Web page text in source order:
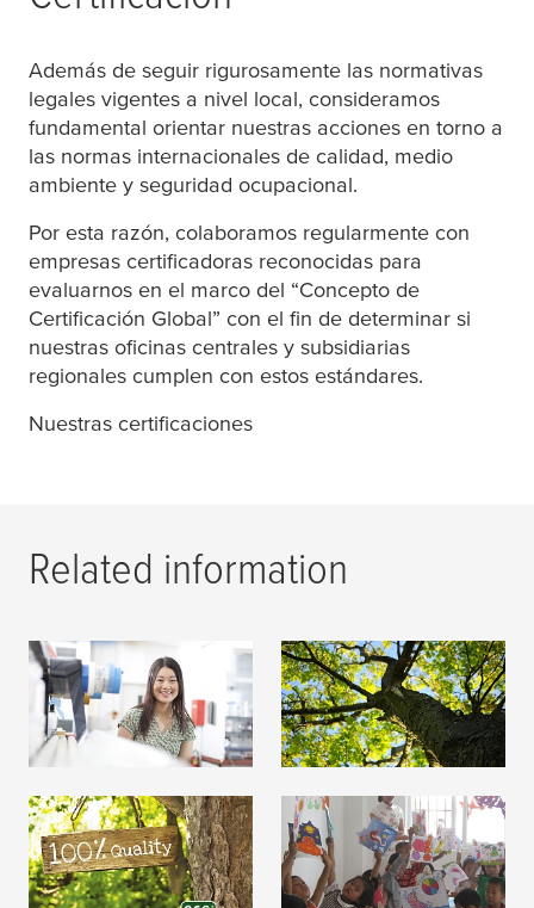
Además de seguir rigurosamente las normativas
legales vigentes a nivel local, consideramos
fundamental orientar nuestras acciones en torno a
las normas internacionales de calidad, medio
ambiente y seguridad ocupacional.
Por esta razón, colaboramos regularmente con
empresas certificadoras reconocidas para
evaluarnos en el marco del “Concepto de
Certificación Global” con el fin de determinar si
nuestras oficinas centrales y subsidiarias
regionales cumplen con estos estándares.
Nuestras certificaciones
Related information
Empleados
LEER MÁS
Ambiente
LEER MÁS
Productos
LEER MÁS
Sociedad
LEER MÁS